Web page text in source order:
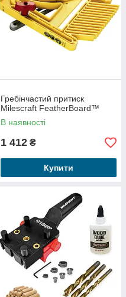
Гребінчастий притиск
Milescraft FeatherBoard™
В наявності
1 412 ₴
Купити